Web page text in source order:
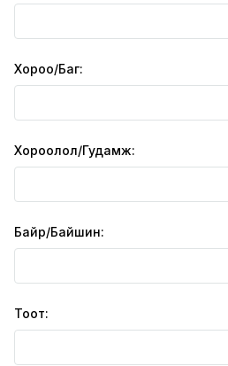
Хороо/Баг:
Хороолол/Гудамж:
Байр/Байшин:
Тоот: